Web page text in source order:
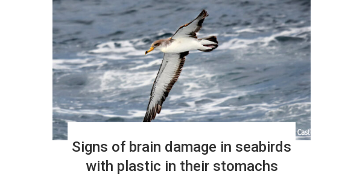
Signs of brain damage in seabirds
with plastic in their stomachs